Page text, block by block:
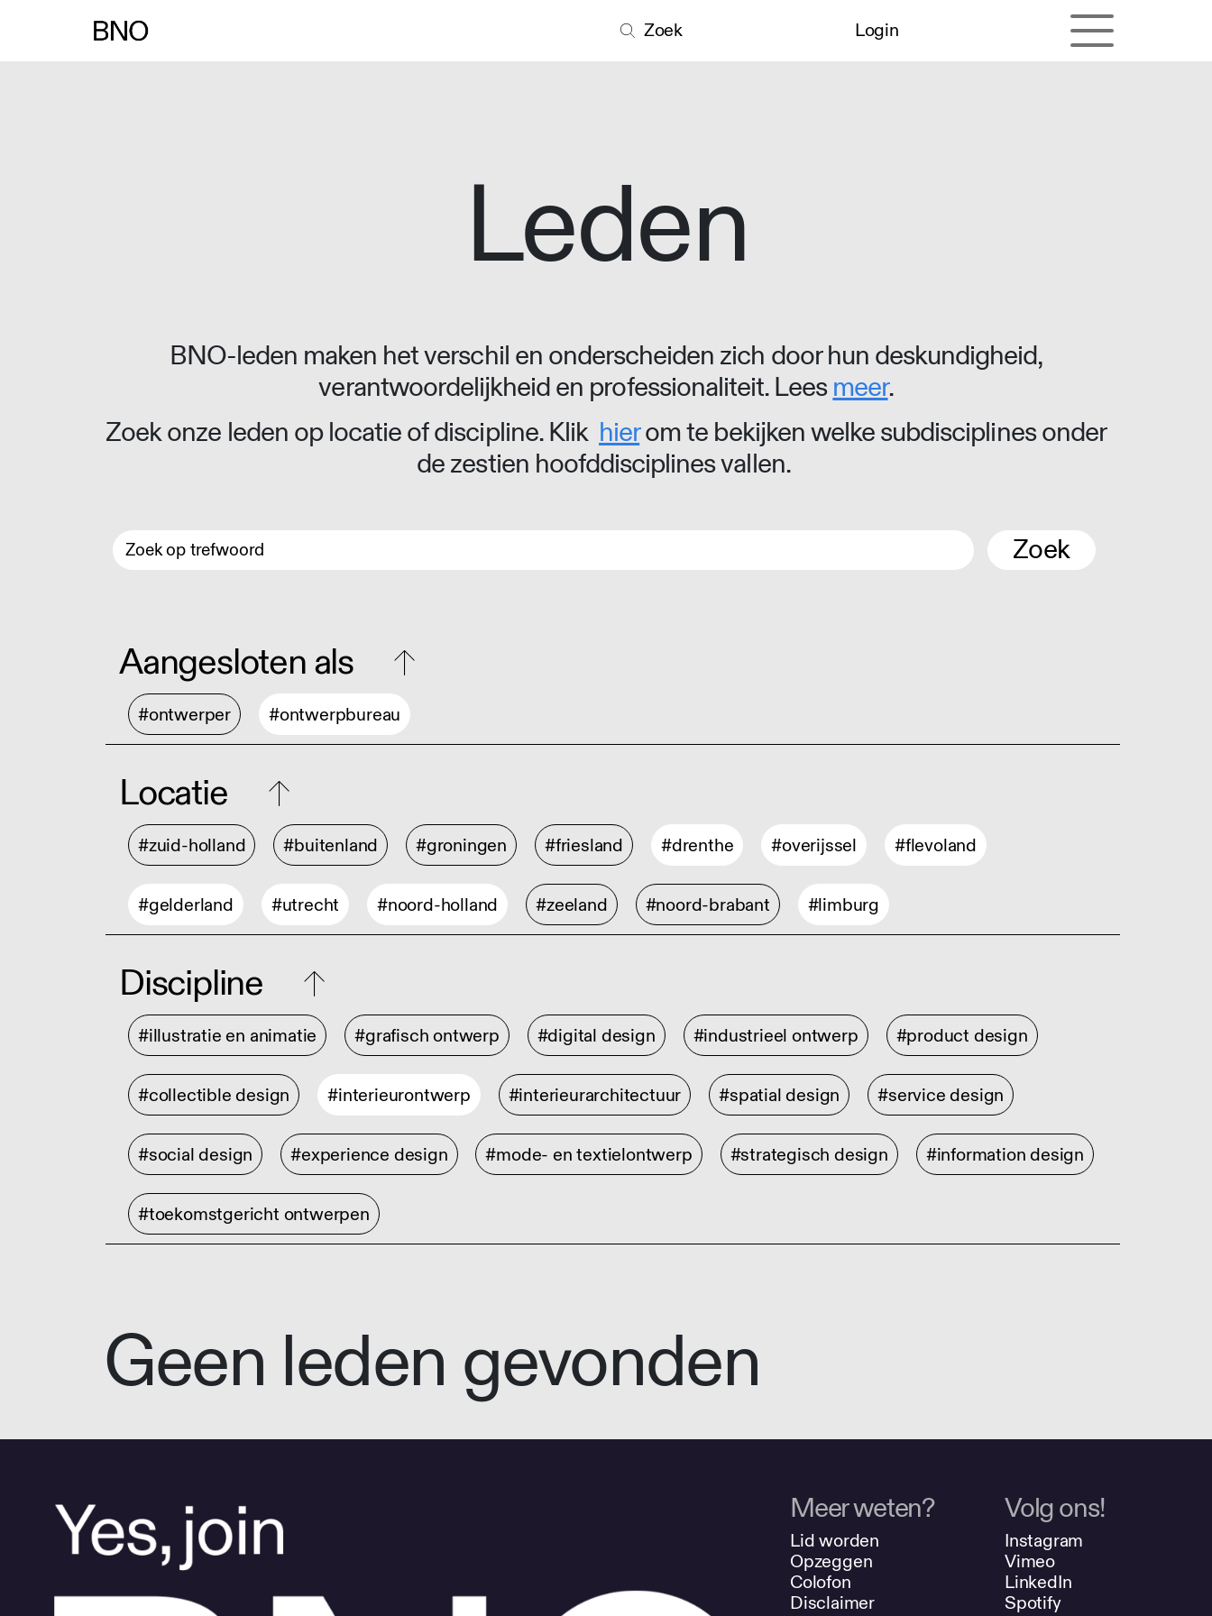
Zoek Login
Leden
BNO-leden maken het verschil en onderscheiden zich door hun deskundigheid,
verantwoordelijkheid en professionaliteit. Leesmeer.
Zoek onze leden op locatie of discipline. Klik hierom te bekijken welke subdisciplines onder
de zestien hoofddisciplines vallen.
Zoek
Aangesloten als
#ontwerper #ontwerpbureau
Locatie
#zuid-holland #buitenland #groningen #friesland #drenthe #overijssel #flevoland
#gelderland #utrecht #noord-holland #zeeland #noord-brabant #limburg
Discipline
#illustratie en animatie #grafisch ontwerp #digital design #industrieel ontwerp #product design
#collectible design #interieurontwerp #interieurarchitectuur #spatial design #service design
#social design #experience design #mode- en textielontwerp #strategisch design #information design
#toekomstgericht ontwerpen
Geen leden gevonden
Meer weten?
Lid worden
Opzeggen
Colofon
Disclaimer
Volg ons!
Instagram
Vimeo
LinkedIn
Spotify